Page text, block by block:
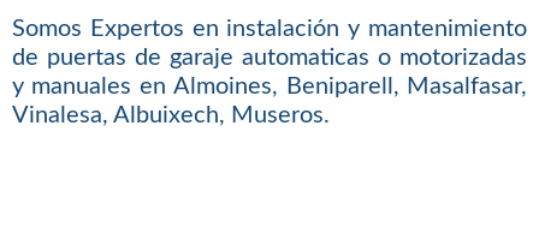
Somos Expertos en instalación y mantenimiento
de puertas de garaje automaticas o motorizadas
y manuales en Almoines, Beniparell, Masalfasar,
Vinalesa, Albuixech, Museros.